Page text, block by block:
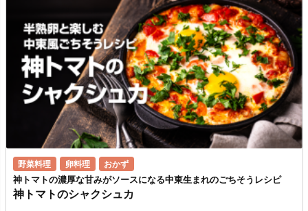
野菜料理 卵料理 おかず
神トマトの濃厚な甘みがソースになる中東生まれのごちそうレシピ
神トマトのシャクシュカ